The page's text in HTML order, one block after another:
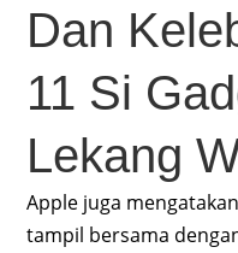
Dan
11 Si
Lekang
Apple juga
tampil bersama